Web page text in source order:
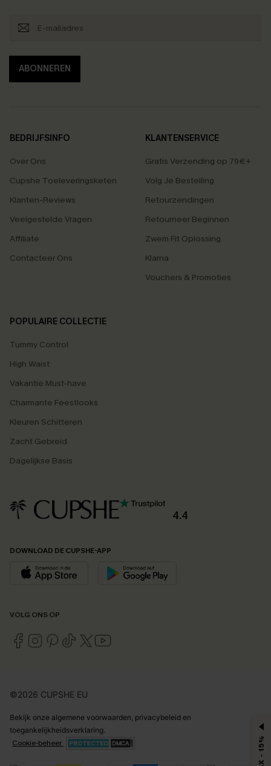
ABONNEREN
BEDRIJFSINFO
Over Ons
Cupshe Toeleveringsketen
Klanten-Reviews
Veelgestelde Vragen
Affiliate
Contacteer Ons
KLANTENSERVICE
Gratis Verzending op 79€+
Volg Je Bestelling
Retourzendingen
Retourneer Beginnen
Zwem Fit Oplossing
Klarna
Vouchers & Promoties
POPULAIRE COLLECTIE
Tummy Control
High Waist
Vakantie Must-have
Charmante Feestlooks
Kleuren Schitteren
Zacht Gebreid
Dagelijkse Basis
4.4
DOWNLOAD DE CUPSHE-APP
VOLG ONS OP
©2026 CUPSHE EU
Bekijk onze algemene voorwaarden privacybeleid en
toegankelijkheidsverklaring
Cookie-beheer MAX - 15%